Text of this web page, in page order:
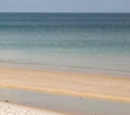
att trycka eller svepa.